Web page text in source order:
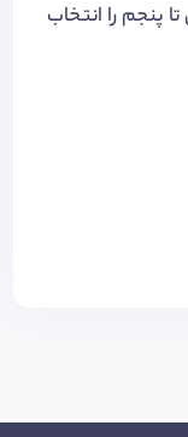
پنجم را انتخاب